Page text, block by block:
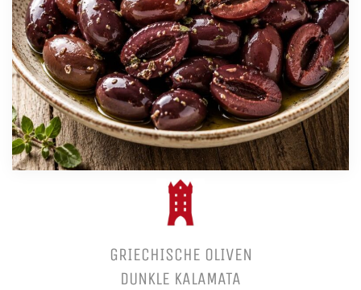
GRIECHISCHE OLIVEN
DUNKLE KALAMATA